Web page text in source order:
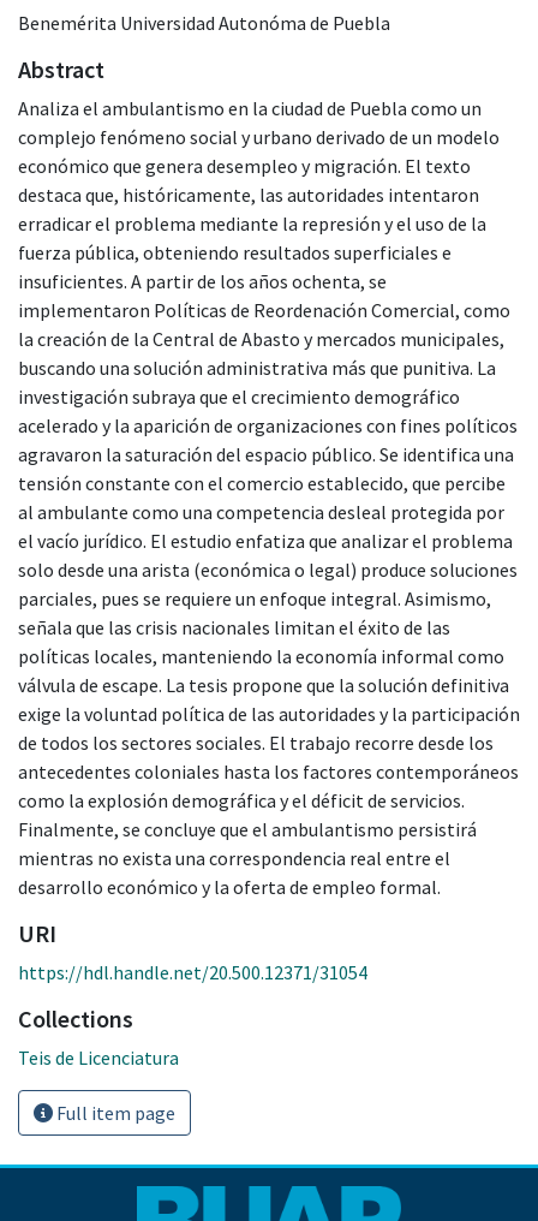
Benemérita Universidad Autonóma de Puebla
Abstract
Analiza el ambulantismo en la ciudad de Puebla como un
complejo fenómeno social y urbano derivado de un modelo
económico que genera desempleo y migración. El texto
destaca que, históricamente, las autoridades intentaron
erradicar el problema mediante la represión y el uso de la
fuerza pública, obteniendo resultados superficiales e
insuficientes. A partir de los años ochenta, se
implementaron Políticas de Reordenación Comercial, como
la creación de la Central de Abasto y mercados municipales,
buscando una solución administrativa más que punitiva. La
investigación subraya que el crecimiento demográfico
acelerado y la aparición de organizaciones con fines políticos
agravaron la saturación del espacio público. Se identifica una
tensión constante con el comercio establecido, que percibe
al ambulante como una competencia desleal protegida por
el vacío jurídico. El estudio enfatiza que analizar el problema
solo desde una arista (económica o legal) produce soluciones
parciales, pues se requiere un enfoque integral. Asimismo,
señala que las crisis nacionales limitan el éxito de las
políticas locales, manteniendo la economía informal como
válvula de escape. La tesis propone que la solución definitiva
exige la voluntad política de las autoridades y la participación
de todos los sectores sociales. El trabajo recorre desde los
antecedentes coloniales hasta los factores contemporáneos
como la explosión demográfica y el déficit de servicios.
Finalmente, se concluye que el ambulantismo persistirá
mientras no exista una correspondencia real entre el
desarrollo económico y la oferta de empleo formal.
URI
https://hdl.handle.net/20.500.12371/31054
Collections
Teis de Licenciatura
Full item page